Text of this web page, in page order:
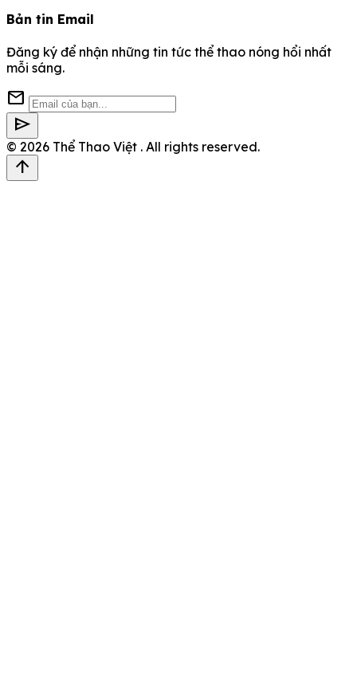
Bản tin Email
Đăng ký để nhận những tin tức thể thao nóng hổi nhất
mỗi sáng.
mail
send
© 2026 Thể Thao Việt . All rights reserved.
arrow_upward